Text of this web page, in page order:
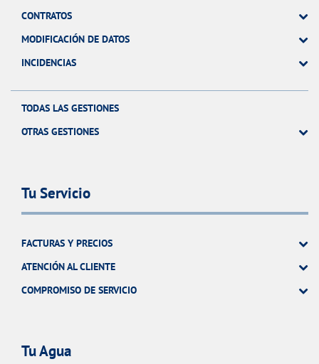
CONTRATOS
MODIFICACIÓN DE DATOS
INCIDENCIAS
TODAS LAS GESTIONES
OTRAS GESTIONES
Tu Servicio
FACTURAS Y PRECIOS
ATENCIÓN AL CLIENTE
COMPROMISO DE SERVICIO
Tu Agua